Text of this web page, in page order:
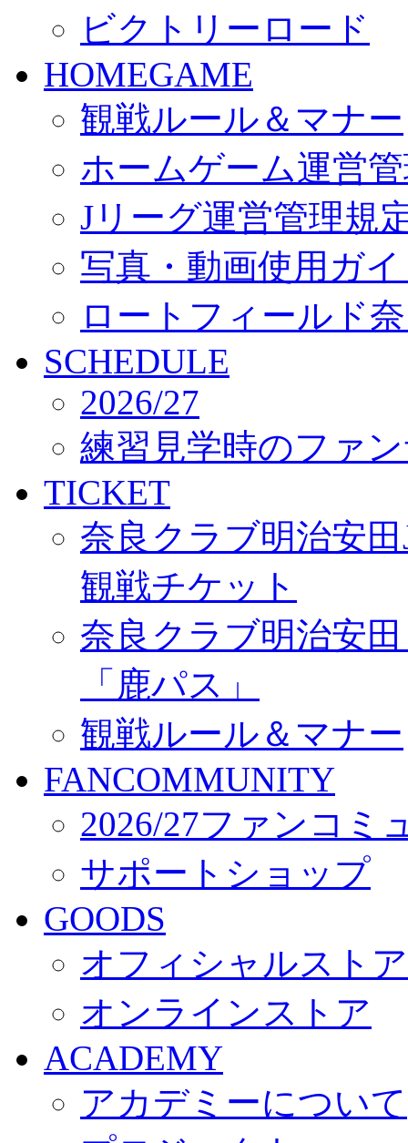
ビクトリーロード
HOMEGAME
観戦ルール＆マナー
ホームゲーム運営
Jリーグ運営管理規
写真・動画使用ガ
ロートフィールド
SCHEDULE
2026/27
練習見学時のファ
TICKET
奈良クラブ明治安
観戦チケット
奈良クラブ明治安
「鹿パス」
観戦ルール＆マナー
FANCOMMUNITY
2026/27ファンコミ
サポートショップ
GOODS
オフィシャルスト
オンラインストア
ACADEMY
アカデミーについて